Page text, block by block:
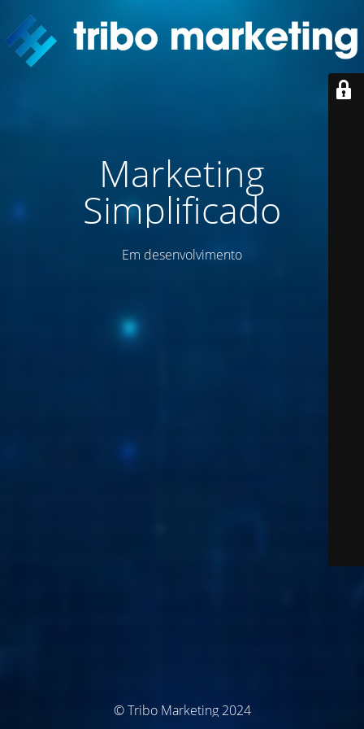
Marketing
Simplificado
Em desenvolvimento
© Tribo Marketing 2024